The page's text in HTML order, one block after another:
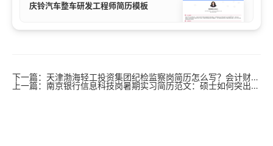
庆铃汽车整车研发工程师简历模板
下一篇：天津渤海轻工投资集团纪检监察岗简历怎么写？会计财务审计硕士必看范文
上一篇：南京银行信息科技岗暑期实习简历范文：硕士如何突出系统开发与金融科技项目